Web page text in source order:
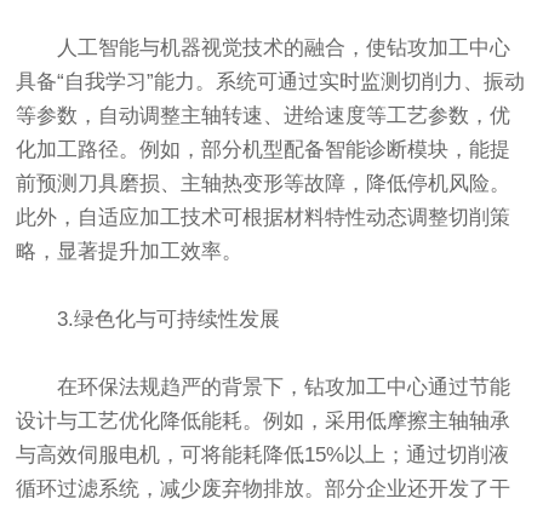
人工智能与机器视觉技术的融合，使钻攻加工中心
具备“自我学习”能力。系统可通过实时监测切削力、振动
等参数，自动调整主轴转速、进给速度等工艺参数，优
化加工路径。例如，部分机型配备智能诊断模块，能提
前预测刀具磨损、主轴热变形等故障，降低停机风险。
此外，自适应加工技术可根据材料特性动态调整切削策
略，显著提升加工效率。
3.绿色化与可持续性发展
在环保法规趋严的背景下，钻攻加工中心通过节能
设计与工艺优化降低能耗。例如，采用低摩擦主轴轴承
与高效伺服电机，可将能耗降低15%以上；通过切削液
循环过滤系统，减少废弃物排放。部分企业还开发了干